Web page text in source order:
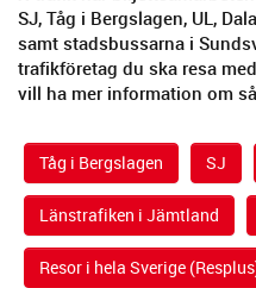
SJ, Tåg i Bergslagen, UL,
samt stadsbussarna i
trafikföretag du ska resa
vill ha mer information om
Tåg i Bergslagen SJ
Länstrafiken i Jämtland
Resor i hela Sverige